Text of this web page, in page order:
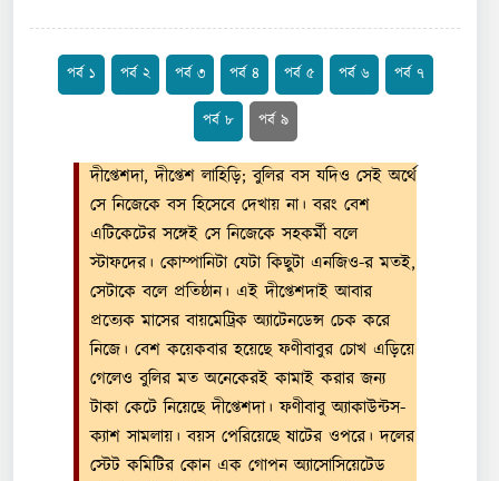
পর্ব ১ পর্ব ২ পর্ব ৩ পর্ব ৪ পর্ব ৫ পর্ব ৬ পর্ব ৭
পর্ব ৮ পর্ব ৯
দীপ্তেশদা, দীপ্তেশ লাহিড়ি; বুলির বস যদিও সেই অর্থে
সে নিজেকে বস হিসেবে দেখায় না। বরং বেশ
এটিকেটের সঙ্গেই সে নিজেকে সহকর্মী বলে
স্টাফদের। কোম্পানিটা যেটা কিছুটা এনজিও-র মতই,
সেটাকে বলে প্রতিষ্ঠান। এই দীপ্তেশদাই আবার
প্রত্যেক মাসের বায়মেট্রিক অ্যাটেনডেন্স চেক করে
নিজে। বেশ কয়েকবার হয়েছে ফণীবাবুর চোখ এড়িয়ে
গেলেও বুলির মত অনেকেরই কামাই করার জন্য
টাকা কেটে নিয়েছে দীপ্তেশদা। ফণীবাবু অ্যাকাউন্টস-
ক্যাশ সামলায়। বয়স পেরিয়েছে ষাটের ওপরে। দলের
স্টেট কমিটির কোন এক গোপন অ্যাসোসিয়েটেড